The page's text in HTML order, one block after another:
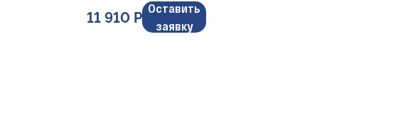
11 910 Р
Оставить
заявку